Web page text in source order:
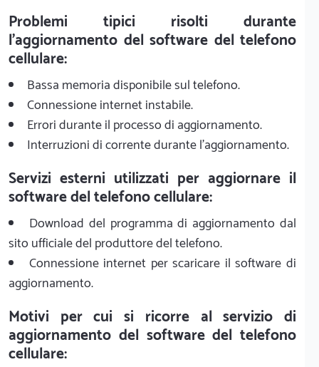
Problemi tipici risolti durante
l'aggiornamento del software del telefono
cellulare:
Bassa memoria disponibile sul telefono.
Connessione internet instabile.
Errori durante il processo di aggiornamento.
Interruzioni di corrente durante l'aggiornamento.
Servizi esterni utilizzati per aggiornare il
software del telefono cellulare:
Download del programma di aggiornamento dal
sito ufficiale del produttore del telefono.
Connessione internet per scaricare il software di
aggiornamento.
Motivi per cui si ricorre al servizio di
aggiornamento del software del telefono
cellulare: